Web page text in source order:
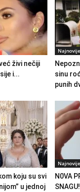
živi nečiji
i...
Najnovije
sinu
punih
koju su svi
u jednoj
Najnovije
N0VA